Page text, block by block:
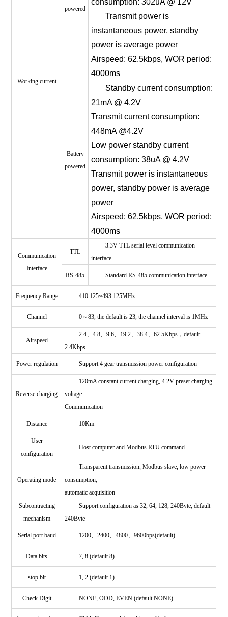
Working current
powered
consumption: 302uA @ 12V
Transmit power is
instantaneous power, standby
power is average power
Airspeed: 62.5kbps, WOR period:
4000ms
Battery
powered
Standby current consumption:
21mA @ 4.2V
Transmit current consumption:
448mA @4.2V
Low power standby current
consumption: 38uA @ 4.2V
Transmit power is instantaneous
power, standby power is average
power
Airspeed: 62.5kbps, WOR period:
4000ms
Communication
Interface
TTL
3.3V-TTL serial level communication
interface
RS-485 Standard RS-485 communication interface
Frequency Range 410.125~493.125MHz
Channel 0～83, the default is 23, the channel interval is 1MHz
Airspeed
2.4、4.8、9.6、19.2、38.4、62.5Kbps，default
2.4Kbps
Power regulation Support 4 gear transmission power configuration
Reverse charging
120mA constant current charging, 4.2V preset charging
voltage
Communication
Distance 10Km
User
configuration
Host computer and Modbus RTU command
Operating mode
Transparent transmission, Modbus slave, low power
consumption,
automatic acquisition
Subcontracting
mechanism
Support configuration as 32, 64, 128, 240Byte, default
240Byte
Serial port baud 1200、2400、4800、9600bps(default)
Data bits 7, 8 (default 8)
stop bit 1, 2 (default 1)
Check Digit NONE, ODD, EVEN (default NONE)